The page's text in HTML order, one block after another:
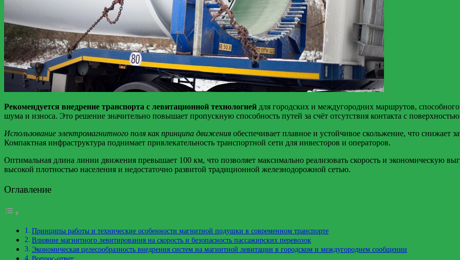
Рекомендуется внедрение транспорта с левитационной технологией для городских и междугородних маршрутов,
шума и износа. Это решение значительно повышает пропускную способность путей за счёт отсутствия контакта с
Использование электромагнитного поля как принципа движения обеспечивает плавное и устойчивое скольжение, что снижает
Компактная инфраструктура поднимает привлекательность транспортной сети для инвесторов и операторов.
Оптимальная длина линии движения превышает 100 км, что позволяет максимально реализовать скорость и экономическую
высокой плотностью населения и недостаточно развитой традиционной железнодорожной сетью.
Оглавление
Принципы работы и технические особенности магнитной подушки в современном транспорте
Влияние магнитного левитирования на скорость и безопасность пассажирских перевозок
Экономическая целесообразность внедрения систем на магнитной левитации в городском и междугороднем сообщении
Вопрос-ответ: